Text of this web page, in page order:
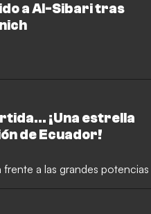
a Al-Sibari tras
¡Una estrella
de Ecuador!
a las grandes potencias